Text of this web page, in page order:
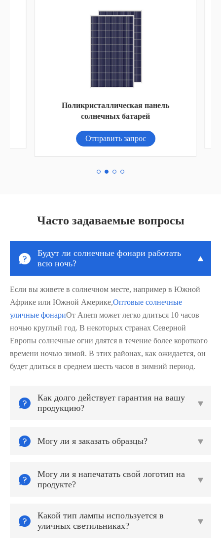
Поликристаллическая панель
солнечных батарей
Отправить запрос
Часто задаваемые вопросы

Будут ли солнечные фонари работать
всю ночь?

Если вы живете в солнечном месте, например в Южной
Африке или Южной Америке,Оптовые солнечные
уличные фонариОт Anern может легко длиться 10 часов
ночью круглый год. В некоторых странах Северной
Европы солнечные огни длятся в течение более короткого
времени ночью зимой. В этих районах, как ожидается, он
будет длиться в среднем шесть часов в зимний период.

Как долго действует гарантия на вашу
продукцию?

 Могу ли я заказать образцы? 

Могу ли я напечатать свой логотип на
продукте?


Какой тип лампы используется в
уличных светильниках?
